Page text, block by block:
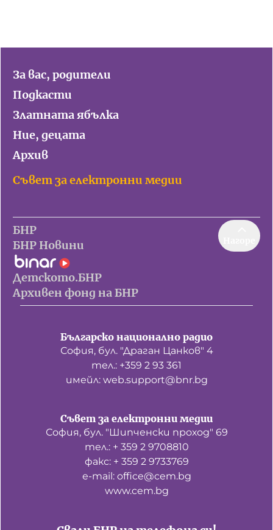
За вас, родители
Подкасти
Златната ябълка
Ние, децата
Архив
Съвет за електронни медии
БНР
БНР Новини
Детското.БНР
Архивен фонд на БНР
Българско национално радио
София, бул. "Драган Цанков" 4
тел.: +359 2 93 361
имейл: web.support@bnr.bg
Съвет за електронни медии
София, бул. "Шипченски проход" 69
тел.: + 359 2 9708810
факс: + 359 2 9733769
е-mail: office@cem.bg
www.cem.bg